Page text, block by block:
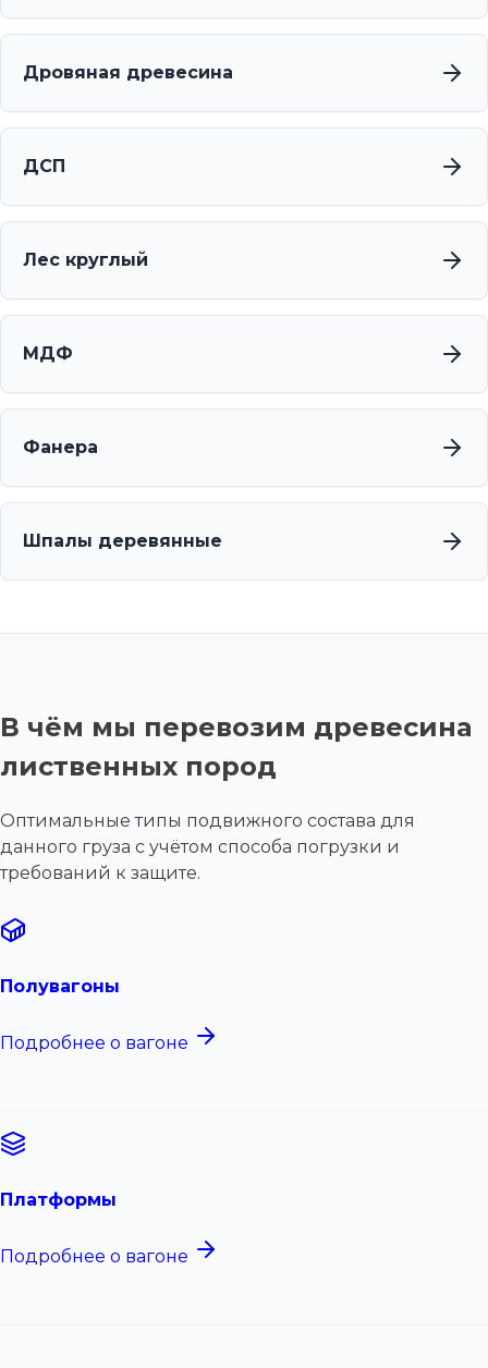
Дровяная древесина
ДСП
Лес круглый
МДФ
Фанера
Шпалы деревянные
В чём мы перевозим древесина
лиственных пород
Оптимальные типы подвижного состава для
данного груза с учётом способа погрузки и
требований к защите.
Полувагоны
Подробнее о вагоне
Платформы
Подробнее о вагоне